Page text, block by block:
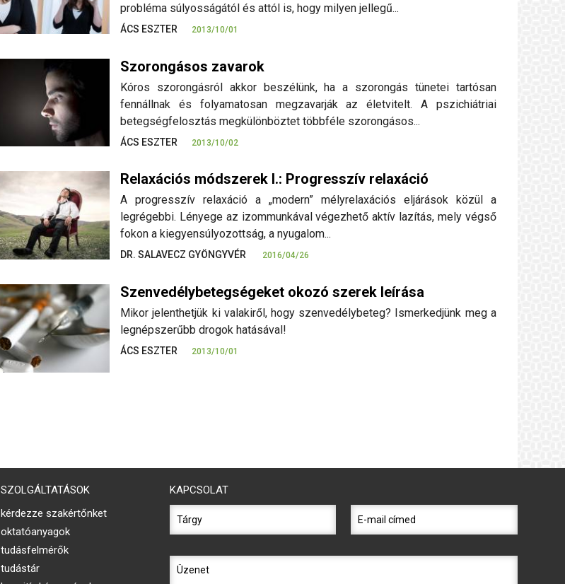
probléma súlyosságától és attól is, hogy milyen jellegű...
ÁCS ESZTER 2013/10/01
Szorongásos zavarok
Kóros szorongásról akkor beszélünk, ha a szorongás tünetei tartósan
fennállnak és folyamatosan megzavarják az életvitelt. A pszichiátriai
betegségfelosztás megkülönböztet többféle szorongásos...
ÁCS ESZTER 2013/10/02
Relaxációs módszerek I.: Progresszív relaxáció
A progresszív relaxáció a „modern” mélyrelaxációs eljárások közül a
legrégebbi. Lényege az izommunkával végezhető aktív lazítás, mely végső
fokon a kiegyensúlyozottság, a nyugalom...
DR. SALAVECZ GYÖNGYVÉR 2016/04/26
Szenvedélybetegségeket okozó szerek leírása
Mikor jelenthetjük ki valakiről, hogy szenvedélybeteg? Ismerkedjünk meg a
legnépszerűbb drogok hatásával!
ÁCS ESZTER 2013/10/01
SZOLGÁLTATÁSOK
kérdezze szakértőnket
oktatóanyagok
tudásfelmérők
tudástár
KAPCSOLAT